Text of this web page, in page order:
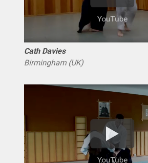
YouTube
Cath Davies
Birmingham (UK)
YouTube